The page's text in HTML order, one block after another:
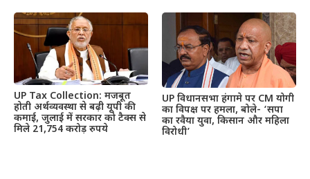
UP Tax Collection: मजबूत
होती अर्थव्यवस्था से बढ़ी यूपी की
कमाई, जुलाई में सरकार को टैक्स से
मिले 21,754 करोड़ रुपये
UP विधानसभा हंगामे पर CM योगी
का विपक्ष पर हमला, बोले- ‘सपा
का रवैया युवा, किसान और महिला
विरोधी’